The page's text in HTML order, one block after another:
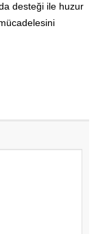
desteği ile huzur